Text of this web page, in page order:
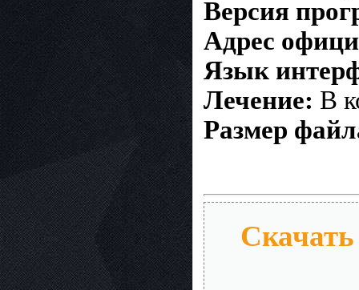
Версия
Адрес
Язык
Лечение: В
Размер